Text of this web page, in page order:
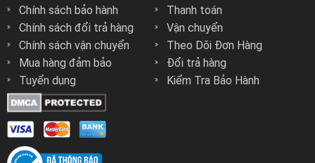
Chính sách bảo hành
Chính sách đổi trả hàng
Chính sách vận chuyển
Mua hàng đảm bảo
Tuyển dụng
Thanh toán
Vận chuyển
Theo Dõi Đơn Hàng
Đổi trả hàng
Kiểm Tra Bảo Hành